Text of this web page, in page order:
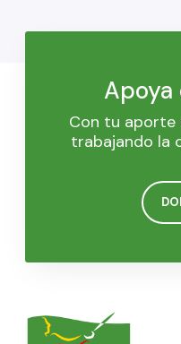
Apoya
Con tu aporte
trabajando la